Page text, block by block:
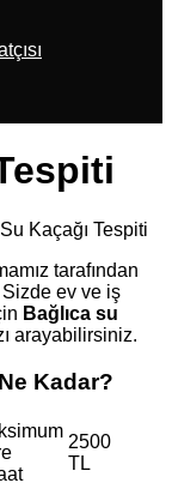
Kaçağı Tespiti
tarafından
Sizde ev ve iş
Bağlıca su
arayabilirsiniz.
Kadar?
2500
TL